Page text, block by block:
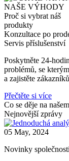
NAŠE VÝHODY
Proč si vybrat náš
produkty
Konzultace po
Servis příslušenství
Poskytněte 24-
problémů, se
a zajistěte
Přečtěte si více
Co se děje na
Nejnovější zprávy
05 May, 2024
Novinky společnosti